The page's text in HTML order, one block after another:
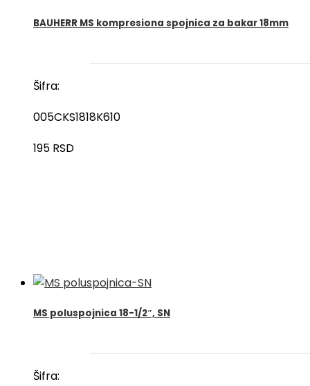
BAUHERR MS kompresiona spojnica za bakar 18mm
Šifra:
005CKS1818K610
195 RSD
MS poluspojnica 18-1/2″, SN
Šifra: